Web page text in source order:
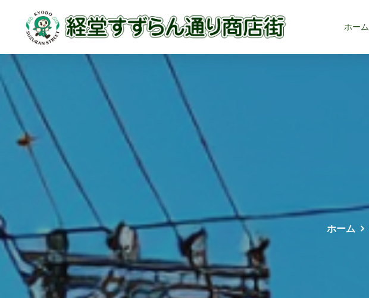
ホーム
ホーム